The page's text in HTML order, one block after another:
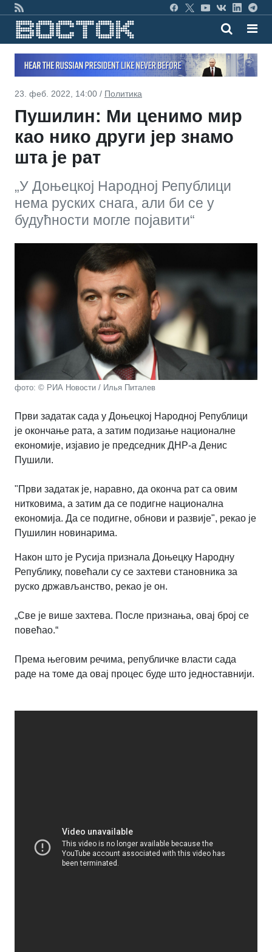
23. феб. 2022, 14:00 / Политика
Пушилин: Ми ценимо мир
као нико други јер знамо
шта је рат
„У Доњецкој Народној Републици
нема руских снага, али би се у
будућности могле појавити“
фото: © РИА Новости / Илья Питалев
Први задатак сада у Доњецкој Народној Републици
је окончање рата, а затим подизање националне
економије, изјавио је председник ДНР-а Денис
Пушили.
"Први задатак је, наравно, да оконча рат са овим
нитковима, а затим да се подигне национална
економија. Да се ​​подигне, обнови и развије", рекао је
Пушилин новинарима.
Након што је Русија признала Доњецку Народну
Републику, повећали су се захтеви становника за
руско држављанство, рекао је он.
„Све је више захтева. После признања, овај број се
повећао.“
Према његовим речима, републичке власти сада
раде на томе да овај процес буде што једноставнији.